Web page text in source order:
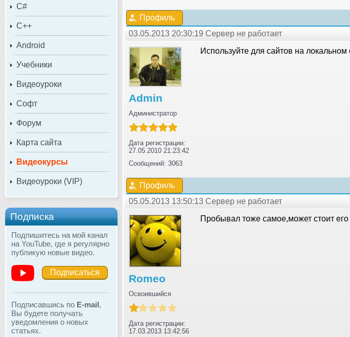
C#
C++
Android
Учебники
Видеоуроки
Софт
Форум
Карта сайта
Видеокурсы
Видеоуроки (VIP)
Подписка
Подпишитесь на мой канал
на YouTube, где я регулярно
публикую новые видео.
Подписаться
Подписавшись по E-mail,
Вы будете получать
уведомления о новых
статьях.
Профиль
03.05.2013 20:30:19 Сервер не работает
Admin
Администратор
Дата регистрации:
27.05.2010 21:23:42
Сообщений: 3063
Используйте для сайтов на
Профиль
05.05.2013 13:50:13 Сервер не работает
Romeo
Освоившийся
Дата регистрации:
17.03.2013 13:42:56
Пробывал тоже самое,может стоит его